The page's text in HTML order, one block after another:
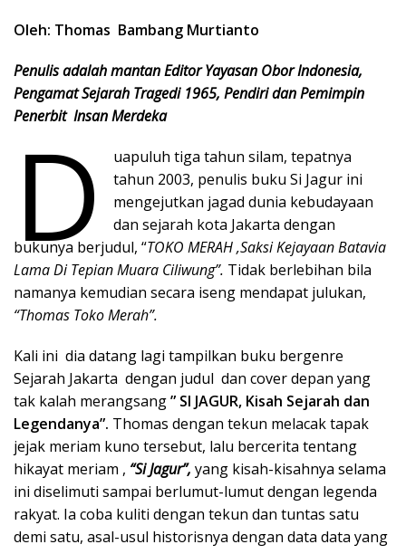
Oleh: Thomas Bambang Murtianto
Penulis adalah mantan Editor Yayasan Obor Indonesia,
Pengamat Sejarah Tragedi 1965, Pendiri dan Pemimpin
Penerbit Insan Merdeka
D
uapuluh tiga tahun silam, tepatnya
tahun 2003, penulis buku Si Jagur ini
mengejutkan jagad dunia kebudayaan
dan sejarah kota Jakarta dengan
bukunya berjudul, “TOKO MERAH ,Saksi Kejayaan Batavia
Lama Di Tepian Muara Ciliwung”. Tidak berlebihan bila
namanya kemudian secara iseng mendapat julukan,
“Thomas Toko Merah”.
Kali ini dia datang lagi tampilkan buku bergenre
Sejarah Jakarta dengan judul dan cover depan yang
tak kalah merangsang” SI JAGUR, Kisah Sejarah dan
Legendanya”. Thomas dengan tekun melacak tapak
jejak meriam kuno tersebut, lalu bercerita tentang
hikayat meriam , “Si Jagur”, yang kisah-kisahnya selama
ini diselimuti sampai berlumut-lumut dengan legenda
rakyat. Ia coba kuliti dengan tekun dan tuntas satu
demi satu, asal-usul historisnya dengan data data yang